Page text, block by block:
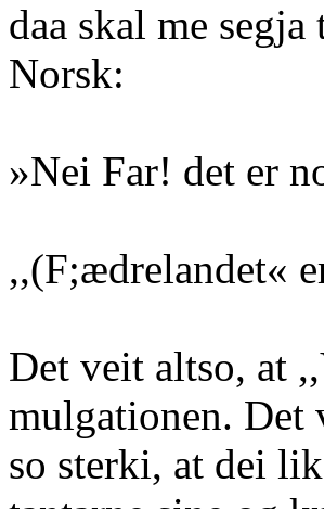
daa skal me
Norsk:
»Nei Far! det er
,,(F;ædrelandet«
Det veit altso, at
mulgationen. Det
so sterki, at dei